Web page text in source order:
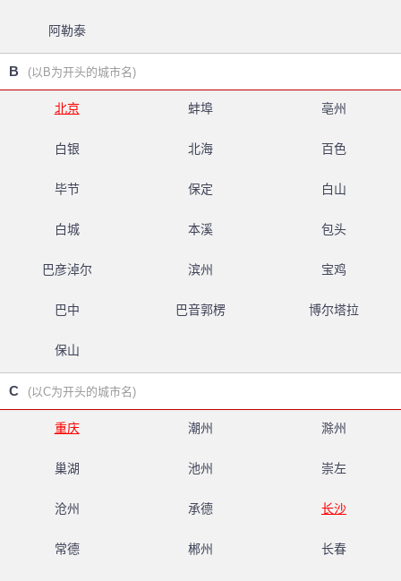
阿勒泰
B (以B为开头的城市名)
北京 蚌埠 亳州
白银 北海 百色
毕节 保定 白山
白城 本溪 包头
巴彦淖尔 滨州 宝鸡
巴中 巴音郭楞 博尔塔拉
保山
C (以C为开头的城市名)
重庆 潮州 滁州
巢湖 池州 崇左
沧州 承德 长沙
常德 郴州 长春